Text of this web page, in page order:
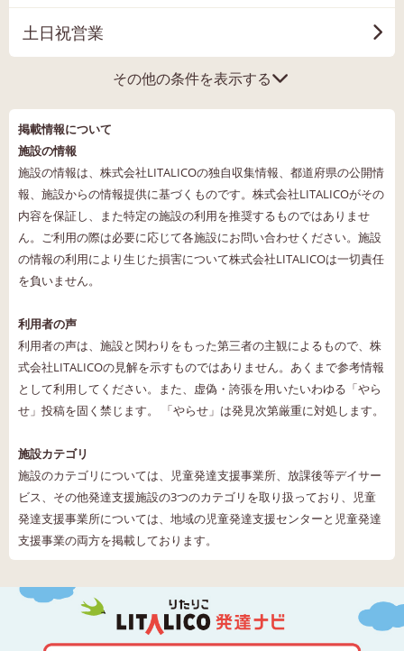
土日祝営業
その他の条件を表示する
掲載情報について
施設の情報
施設の情報は、株式会社LITALICOの独自収集情報、都道府県の公開情
報、施設からの情報提供に基づくものです。株式会社LITALICOがその
内容を保証し、また特定の施設の利用を推奨するものではありませ
ん。ご利用の際は必要に応じて各施設にお問い合わせください。施設
の情報の利用により生じた損害について株式会社LITALICOは一切責任
を負いません。
利用者の声
利用者の声は、施設と関わりをもった第三者の主観によるもので、株
式会社LITALICOの見解を示すものではありません。あくまで参考情報
として利用してください。また、虚偽・誇張を用いたいわゆる「やら
せ」投稿を固く禁じます。 「やらせ」は発見次第厳重に対処します。
施設カテゴリ
施設のカテゴリについては、児童発達支援事業所、放課後等デイサー
ビス、その他発達支援施設の3つのカテゴリを取り扱っており、児童
発達支援事業所については、地域の児童発達支援センターと児童発達
支援事業の両方を掲載しております。